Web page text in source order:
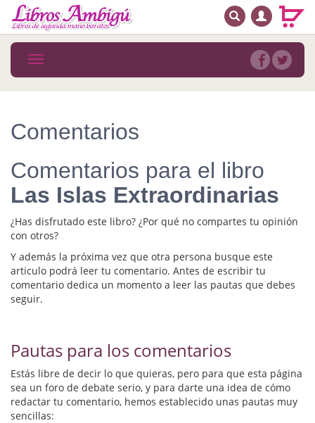
MENÚ PRINCIPAL
Novedades
MATERIAS
Arte
Astrología. Ocultismo
Autoayuda. Conocimiento personal
Autoayuda. Crecimiento personal
Biografía
Ciencia ficción
Cine
Cocina
BUSCAR
Toggle
navigation
Comentarios
Comentarios para el libro
Las Islas Extraordinarias
¿Has disfrutado este libro? ¿Por qué no compartes tu opinión
con otros?
Y además la próxima vez que otra persona busque este
articulo podrá leer tu comentario. Antes de escribir tu
comentario dedica un momento a leer las pautas que debes
seguir.
Pautas para los comentarios
Estás libre de decir lo que quieras, pero para que esta página
sea un foro de debate serio, y para darte una idea de cómo
redactar tu comentario, hemos establecido unas pautas muy
sencillas: